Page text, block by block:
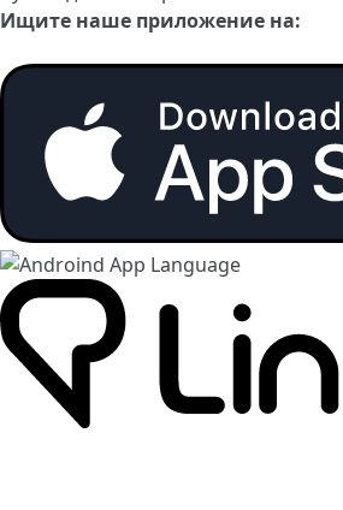
Ищите наше приложение на: